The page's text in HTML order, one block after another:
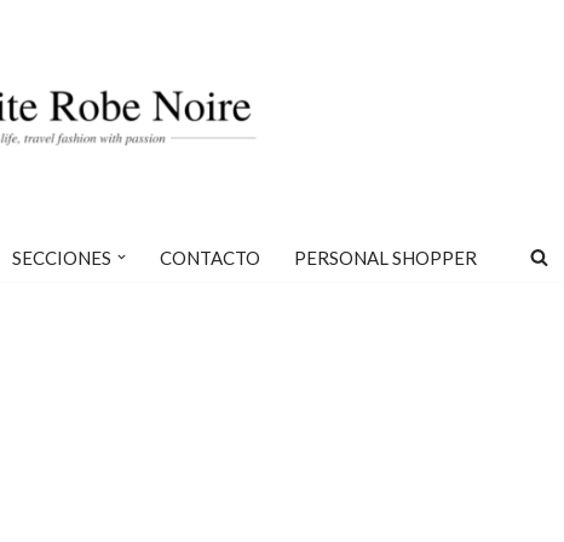
SECCIONES CONTACTO PERSONAL SHOPPER